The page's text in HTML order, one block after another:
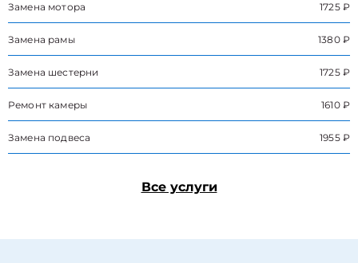
Замена мотора 1725 ₽
Замена рамы 1380 ₽
Замена шестерни 1725 ₽
Ремонт камеры 1610 ₽
Замена подвеса 1955 ₽
Все услуги